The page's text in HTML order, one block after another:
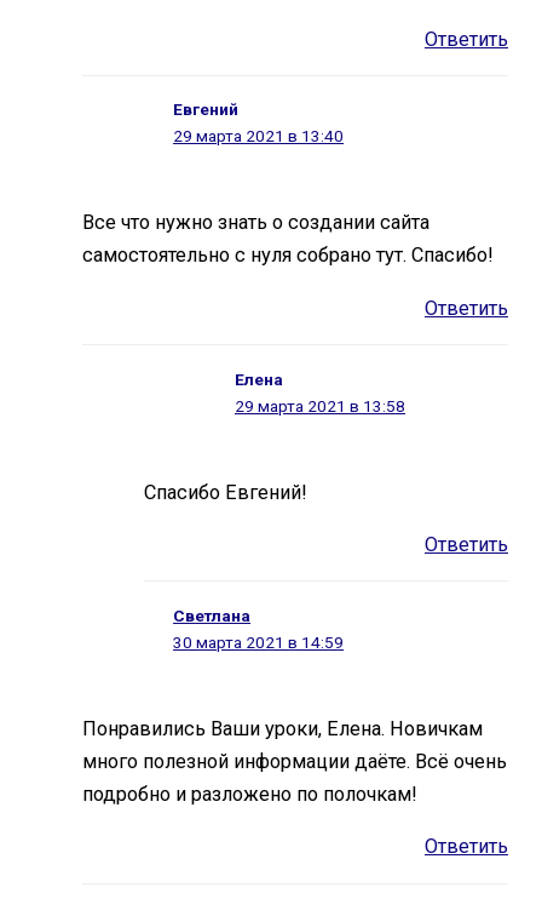
Ответить
Евгений
29 марта 2021 в 13:40
Все что нужно знать о создании сайта
самостоятельно с нуля собрано тут. Спасибо!
Ответить
Елена
29 марта 2021 в 13:58
Спасибо Евгений!
Ответить
Светлана
30 марта 2021 в 14:59
Понравились Ваши уроки, Елена. Новичкам
много полезной информации даёте. Всё очень
подробно и разложено по полочкам!
Ответить